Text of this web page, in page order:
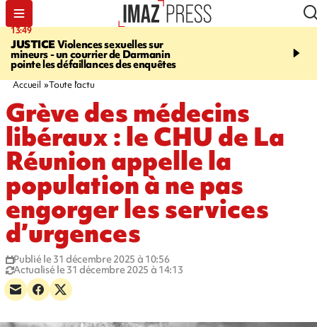
13:49
JUSTICEViolences sexuelles sur
mineurs - un courrier de Darmanin
pointe les défaillances des enquêtes
17:59
Corniche - la route du
Accueil Toute l'actu
Grève des médecins
libéraux : le CHU de La
Réunion appelle la
population à ne pas
engorger les services
d’urgences
Publié le 31 décembre 2025 à 10:56
Actualisé le 31 décembre 2025 à 14:13